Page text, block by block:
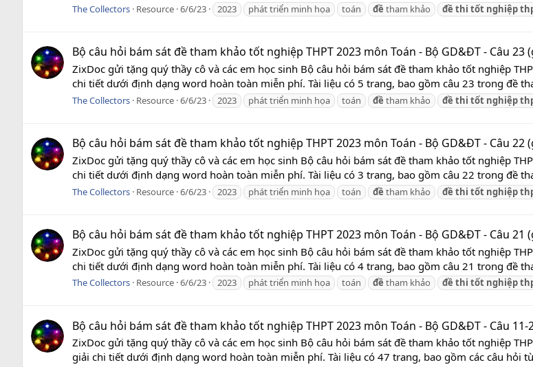
The Collectors Resource 6/6/23 2023 phát triển minh họa toán đề tham khảo đề thi tốt nghiệp
Bộ câu hỏi bám sát đề tham khảo tốt nghiệp THPT 2023 môn Toán - Bộ GD&ĐT - Câu 23
ZixDoc gửi tặng quý thầy cô và các em học sinh Bộ câu hỏi bám sát đề tham khảo tốt nghiệp
chi tiết dưới định dạng word hoàn toàn miễn phí. Tài liệu có 5 trang, bao gồm câu 23 trong đề
The Collectors Resource 6/6/23 2023 phát triển minh họa toán đề tham khảo đề thi tốt nghiệp
Bộ câu hỏi bám sát đề tham khảo tốt nghiệp THPT 2023 môn Toán - Bộ GD&ĐT - Câu 22
ZixDoc gửi tặng quý thầy cô và các em học sinh Bộ câu hỏi bám sát đề tham khảo tốt nghiệp
chi tiết dưới định dạng word hoàn toàn miễn phí. Tài liệu có 3 trang, bao gồm câu 22 trong đề
The Collectors Resource 6/6/23 2023 phát triển minh họa toán đề tham khảo đề thi tốt nghiệp
Bộ câu hỏi bám sát đề tham khảo tốt nghiệp THPT 2023 môn Toán - Bộ GD&ĐT - Câu 21
ZixDoc gửi tặng quý thầy cô và các em học sinh Bộ câu hỏi bám sát đề tham khảo tốt nghiệp
chi tiết dưới định dạng word hoàn toàn miễn phí. Tài liệu có 4 trang, bao gồm câu 21 trong đề
The Collectors Resource 6/6/23 2023 phát triển minh họa toán đề tham khảo đề thi tốt nghiệp
Bộ câu hỏi bám sát đề tham khảo tốt nghiệp THPT 2023 môn Toán - Bộ GD&ĐT - Câu
ZixDoc gửi tặng quý thầy cô và các em học sinh Bộ câu hỏi bám sát đề tham khảo tốt nghiệp
giải chi tiết dưới định dạng word hoàn toàn miễn phí. Tài liệu có 47 trang, bao gồm các câu hỏi